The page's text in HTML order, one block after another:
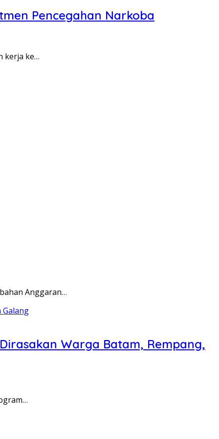
Pencegahan Narkoba
kerja ke…
Anggaran…
Warga Batam, Rempang,